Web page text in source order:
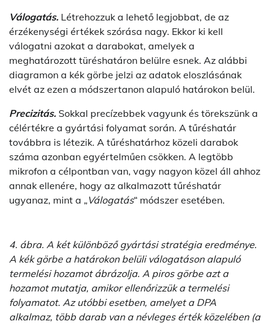
Válogatás. Létrehozzuk a lehető legjobbat, de az
érzékenységi értékek szórása nagy. Ekkor ki kell
válogatni azokat a darabokat, amelyek a
meghatározott türéshatáron belülre esnek. Az alábbi
diagramon a kék görbe jelzi az adatok eloszlásának
elvét az ezen a módszertanon alapuló határokon belül.
Precizitás. Sokkal precízebbek vagyunk és törekszünk a
célértékre a gyártási folyamat során. A tűréshatár
továbbra is létezik. A tűréshatárhoz közeli darabok
száma azonban egyértelműen csökken. A legtöbb
mikrofon a célpontban van, vagy nagyon közel áll ahhoz
annak ellenére, hogy az alkalmazott tűréshatár
ugyanaz, mint a „Válogatás“ módszer esetében.
4. ábra. A két különböző gyártási stratégia eredménye.
A kék görbe a határokon belüli válogatáson alapuló
termelési hozamot ábrázolja. A piros görbe azt a
hozamot mutatja, amikor ellenőrizzük a termelési
folyamatot. Az utóbbi esetben, amelyet a DPA
alkalmaz, több darab van a névleges érték közelében (a